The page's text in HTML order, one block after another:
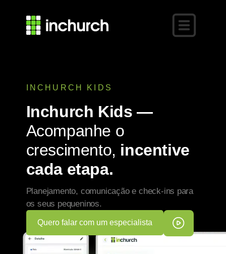
Inchurch Kids —
Acompanhe o
crescimento, incentive
cada etapa.
Planejamento, comunicação e check-ins para
os seus pequeninos.
Quero falar com um especialista